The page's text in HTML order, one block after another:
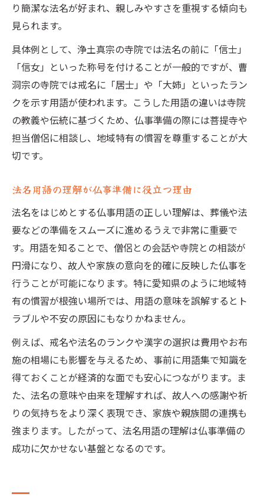
り簡潔な法名が好まれ、親しみやすさを重視する傾向も
見られます。
具体例として、浄土真宗の寺院では法名の前に「信士」
「信女」といった称号を付けることが一般的ですが、曹
洞宗の寺院では戒名に「居士」や「大姉」といったラン
クを示す用語が使われます。こうした用語の違いは寺院
の教義や伝統に基づくため、仏事準備の際には菩提寺や
担当僧侶に相談し、地域特有の慣習を尊重することが大
切です。
法名用語の理解が仏事準備に役立つ理由
法名をはじめとする仏事用語の正しい理解は、葬儀や法
要などの準備をスムーズに進めるうえで非常に重要で
す。用語を知ることで、僧侶との会話や寺院との相談が
円滑になり、故人や家族の意向を的確に反映した仏事を
行うことが可能になります。特に愛知県のように地域特
有の慣習が根強い場所では、用語の意味を誤解するとト
ラブルや不安の原因にもなりかねません。
例えば、戒名や法名のランクや漢字の選択は費用やお布
施の相場にも影響を与えるため、事前に用語集で知識を
得ておくことが経済的な面でも安心につながります。ま
た、法名の意味や由来を理解すれば、故人への感謝や祈
りの気持ちをより深く表現でき、家族や親族間の連携も
強まります。したがって、法名用語の理解は仏事準備の
成功に欠かせない基盤となるのです。